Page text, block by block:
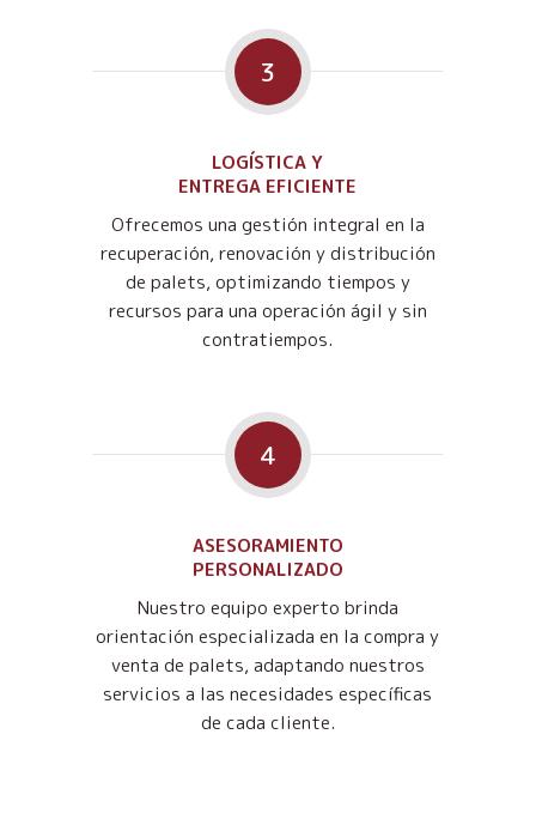
3
LOGÍSTICA Y
ENTREGA EFICIENTE
Ofrecemos una gestión integral en la
recuperación, renovación y distribución
de palets, optimizando tiempos y
recursos para una operación ágil y sin
contratiempos.
4
ASESORAMIENTO
PERSONALIZADO
Nuestro equipo experto brinda
orientación especializada en la compra y
venta de palets, adaptando nuestros
servicios a las necesidades específicas
de cada cliente.